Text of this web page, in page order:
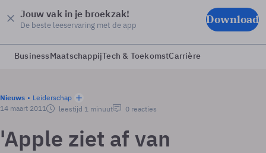
Jouw vak in je broekzak!
De beste leeservaring met de app Download
BusinessMaatschappijTech & ToekomstCarrière
Nieuws
Leiderschap
14 maart 2011
leestijd 1 minuut 0 reacties
'Apple ziet af van